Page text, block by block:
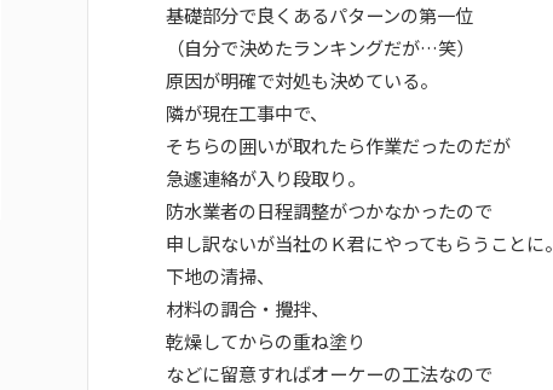
基礎部分で良くあるパターンの第一位
（自分で決めたランキングだが…笑）
原因が明確で対処も決めている。
隣が現在工事中で、
そちらの囲いが取れたら作業だったのだが
急遽連絡が入り段取り。
防水業者の日程調整がつかなかったので
申し訳ないが当社のＫ君にやってもらうことに。
下地の清掃、
材料の調合・攪拌、
乾燥してからの重ね塗り
などに留意すればオーケーの工法なので